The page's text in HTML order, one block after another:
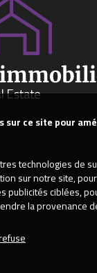
sur ce site pour
technologies de
sur notre site,
publicités ciblées,
la provenance